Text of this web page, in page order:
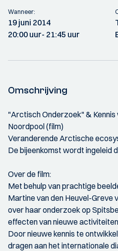
Wanneer:
19 juni 2014
20:00 uur- 21:45 uur
Omschrijving
"Arctisch Onderzoek" &
Noordpool (film)
Veranderende Arctische
De bijeenkomst wordt ingeleid
Over de film:
Met behulp van prachtige
Martine van den Heuvel-Greve
over haar onderzoek op
effecten van nieuwe
Door nieuwe kennis te
dragen aan het internationale